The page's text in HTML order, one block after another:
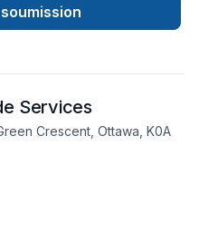
happy until you
next challenge, our next
Services
Crescent, Ottawa, K0A